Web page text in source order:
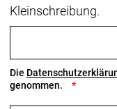
Kleinschreibung.
Die
genommen.